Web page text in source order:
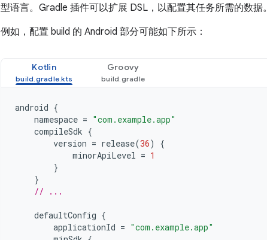
型语言。Gradle 插件可以扩展 DSL，以配置其任务所需的数据。
例如，配置 build 的 Android 部分可能如下所示：
Kotlin Groovy
android {
namespace = "com.example.app"
compileSdk {
version = release(36)
{
minorApiLevel = 1
}
}
// ...
defaultConfig {
applicationId = "com.example.app"